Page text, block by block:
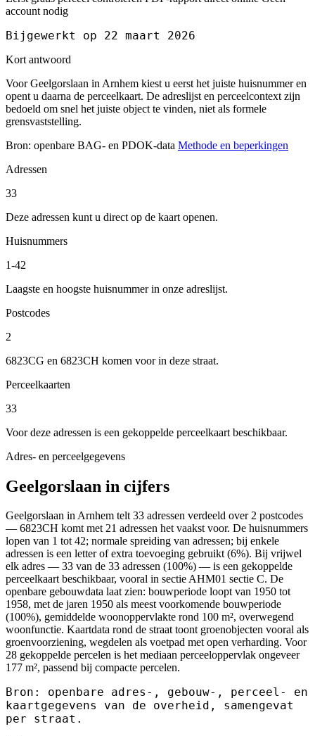
account nodig
Bijgewerkt op 22 maart 2026
Kort antwoord
Voor Geelgorslaan in Arnhem kiest u eerst het juiste huisnummer en
opent u daarna de perceelkaart. De adreslijst en perceelcontext zijn
bedoeld om snel het juiste object te vinden, niet als formele
grensvaststelling.
Bron: openbare BAG- en PDOK-data Methode en beperkingen
Adressen
33
Deze adressen kunt u direct op de kaart openen.
Huisnummers
1-42
Laagste en hoogste huisnummer in onze adreslijst.
Postcodes
2
6823CG en 6823CH komen voor in deze straat.
Perceelkaarten
33
Voor deze adressen is een gekoppelde perceelkaart beschikbaar.
Adres- en perceelgegevens
Geelgorslaan in cijfers
Geelgorslaan in Arnhem telt 33 adressen verdeeld over 2 postcodes
— 6823CH komt met 21 adressen het vaakst voor. De huisnummers
lopen van 1 tot 42; normale spreiding van adressen; bij enkele
adressen is een letter of extra toevoeging gebruikt (6%). Bij vrijwel
elk adres — 33 van de 33 adressen (100%) — is een gekoppelde
perceelkaart beschikbaar, vooral in sectie AHM01 sectie C. De
openbare gebouwdata laat zien: bouwperiode loopt van 1950 tot
1958, met de jaren 1950 als meest voorkomende bouwperiode
(100%), gemiddelde woonoppervlakte rond 100 m², overwegend
woonfunctie. Kaartdata rond de straat toont groenobjecten vooral als
groenvoorziening, wegdelen als voetpad met open verharding. Voor
28 gekoppelde percelen is het mediaan perceeloppervlak ongeveer
177 m², passend bij compacte percelen.
Bron: openbare adres-, gebouw-, perceel- en
kaartgegevens van de overheid, samengevat
per straat.